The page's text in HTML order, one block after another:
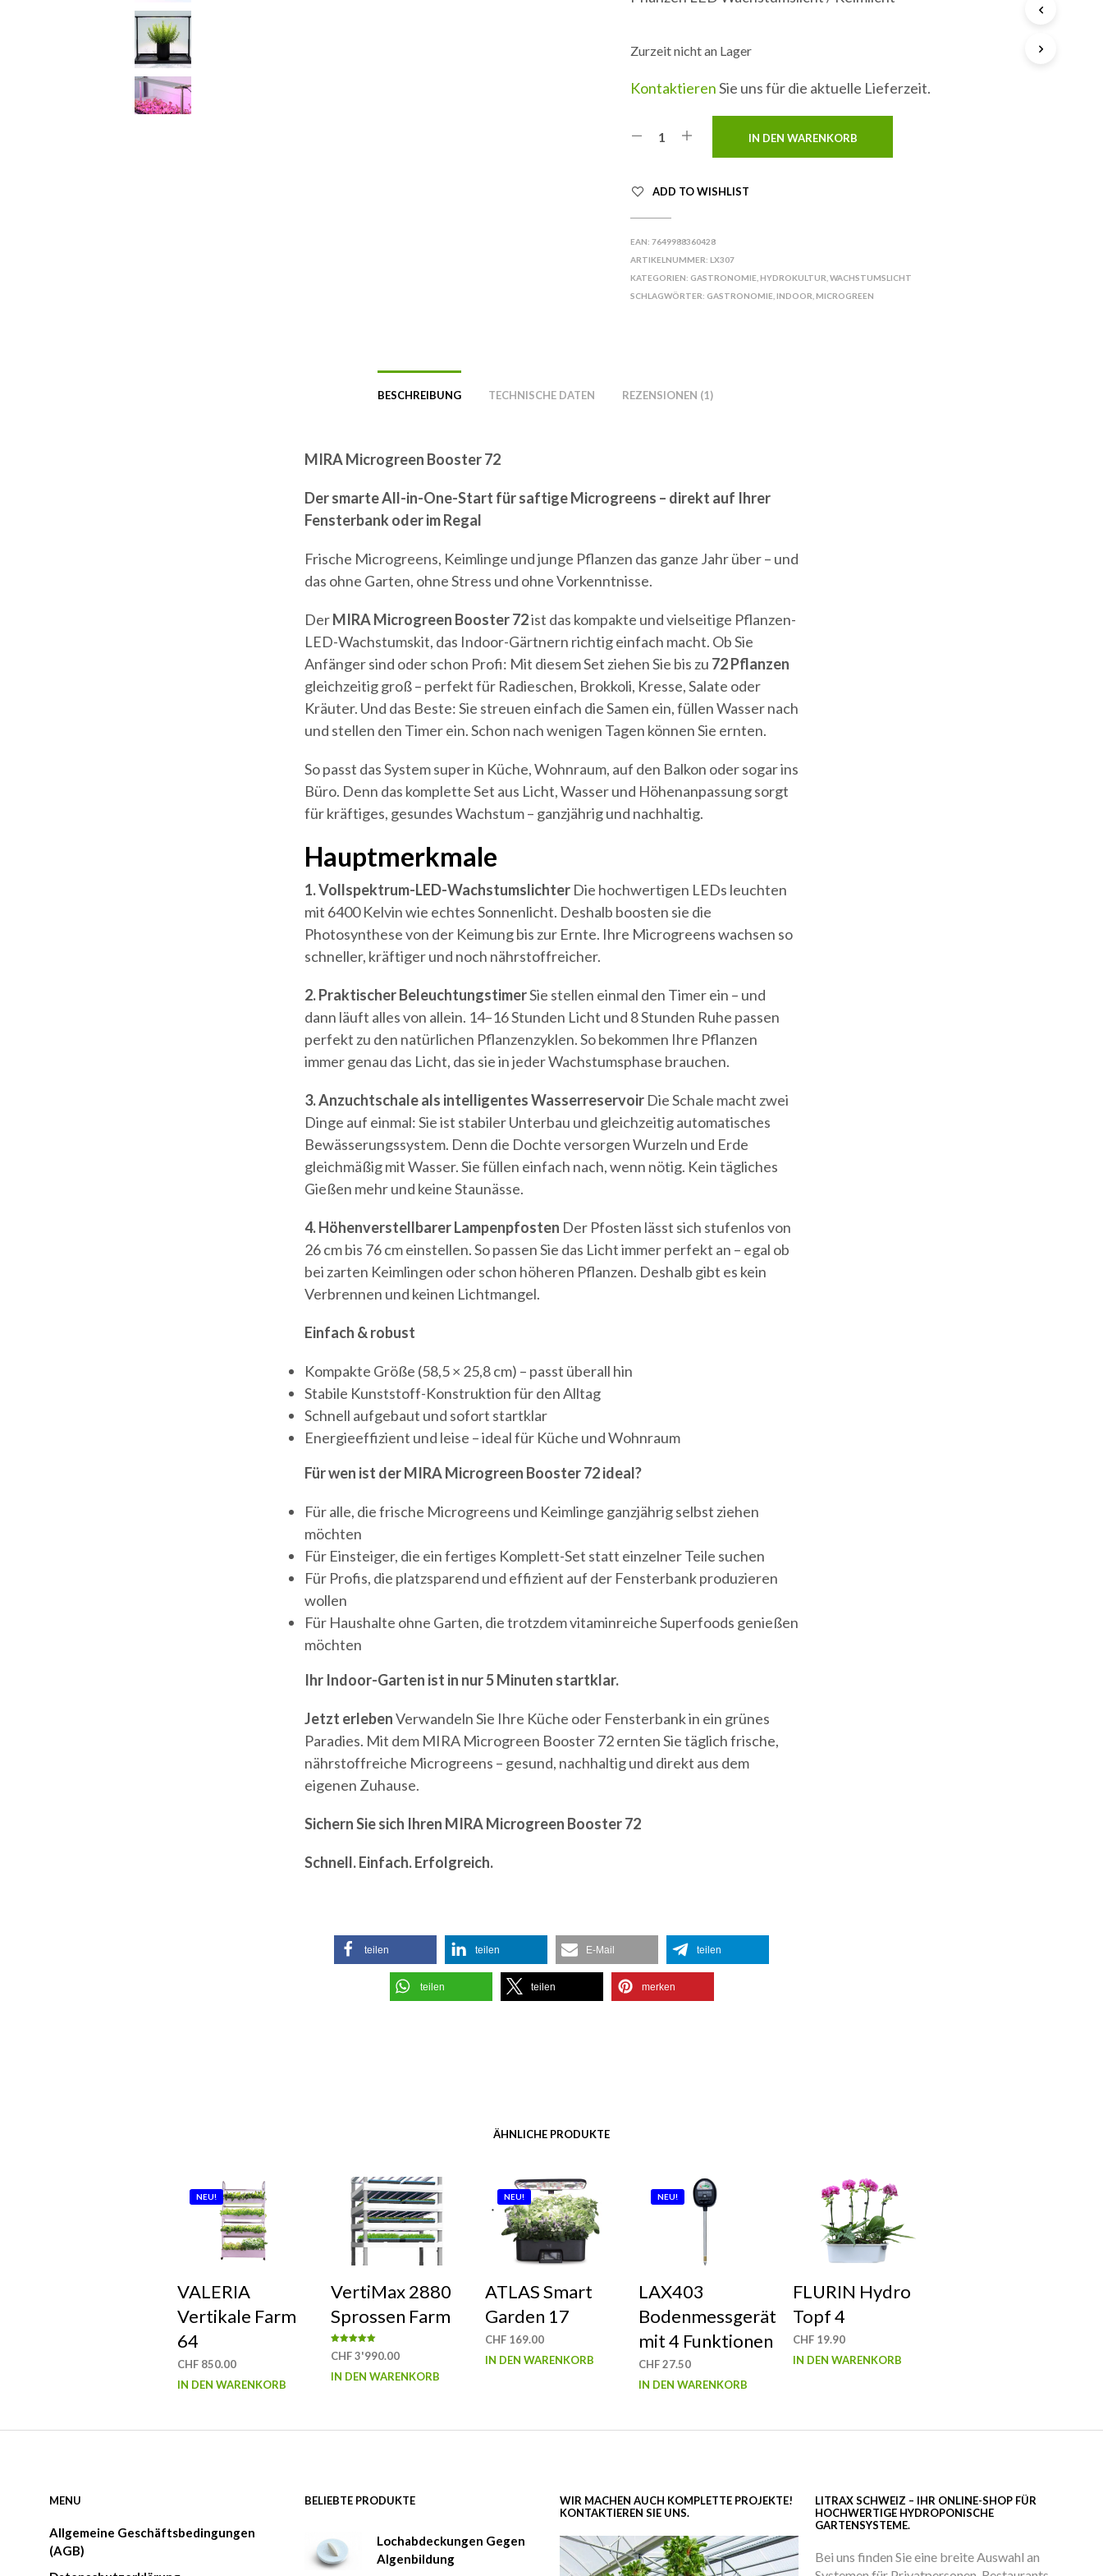
Zurzeit nicht an Lager
KontaktierenSie uns für die aktuelle Lieferzeit.
IN DEN WARENKORB
ADD TO WISHLIST
EAN:7649988360428
ARTIKELNUMMER: LX307
KATEGORIEN: GASTRONOMIE HYDROKULTUR ,WACHSTUMSLICHT
SCHLAGWÖRTER: GASTRONOMIE INDOOR MICROGREEN
BESCHREIBUNG TECHNISCHE DATEN REZENSIONEN (1)
MIRA Microgreen Booster 72
Der smarte All-in-One-Start für saftige Microgreens – direkt auf Ihrer
Fensterbank oder im Regal
Frische Microgreens, Keimlinge und junge Pflanzen das ganze Jahr über – und
das ohne Garten, ohne Stress und ohne Vorkenntnisse.
DerMIRA Microgreen Booster 72ist das kompakte und vielseitige Pflanzen-
LED-Wachstumskit, das Indoor-Gärtnern richtig einfach macht. Ob Sie
Anfänger sind oder schon Profi: Mit diesem Set ziehen Sie bis zu 72 Pflanzen
gleichzeitig groß – perfekt für Radieschen, Brokkoli, Kresse, Salate oder
Kräuter. Und das Beste: Sie streuen einfach die Samen ein, füllen Wasser nach
und stellen den Timer ein. Schon nach wenigen Tagen können Sie ernten.
So passt das System super in Küche, Wohnraum, auf den Balkon oder sogar ins
Büro. Denn das komplette Set aus Licht, Wasser und Höhenanpassung sorgt
für kräftiges, gesundes Wachstum – ganzjährig und nachhaltig.
Hauptmerkmale
1. Vollspektrum-LED-Wachstumslichter Die hochwertigen LEDs leuchten
mit 6400 Kelvin wie echtes Sonnenlicht. Deshalb boosten sie die
Photosynthese von der Keimung bis zur Ernte. Ihre Microgreens wachsen so
schneller, kräftiger und noch nährstoffreicher.
2. Praktischer BeleuchtungstimerSie stellen einmal den Timer ein – und
dann läuft alles von allein. 14–16 Stunden Licht und 8 Stunden Ruhe passen
perfekt zu den natürlichen Pflanzenzyklen. So bekommen Ihre Pflanzen
immer genau das Licht, das sie in jeder Wachstumsphase brauchen.
3. Anzuchtschale als intelligentes Wasserreservoir Die Schale macht zwei
Dinge auf einmal: Sie ist stabiler Unterbau und gleichzeitig automatisches
Bewässerungssystem. Denn die Dochte versorgen Wurzeln und Erde
gleichmäßig mit Wasser. Sie füllen einfach nach, wenn nötig. Kein tägliches
Gießen mehr und keine Staunässe.
4. Höhenverstellbarer Lampenpfosten Der Pfosten lässt sich stufenlos von
26 cm bis 76 cm einstellen. So passen Sie das Licht immer perfekt an – egal ob
bei zarten Keimlingen oder schon höheren Pflanzen. Deshalb gibt es kein
Verbrennen und keinen Lichtmangel.
Einfach & robust
Kompakte Größe (58,5 × 25,8 cm) – passt überall hin
Stabile Kunststoff-Konstruktion für den Alltag
Schnell aufgebaut und sofort startklar
Energieeffizient und leise – ideal für Küche und Wohnraum
Für wen ist der MIRA Microgreen Booster 72 ideal?
Für alle, die frische Microgreens und Keimlinge ganzjährig selbst ziehen
möchten
Für Einsteiger, die ein fertiges Komplett-Set statt einzelner Teile suchen
Für Profis, die platzsparend und effizient auf der Fensterbank produzieren
wollen
Für Haushalte ohne Garten, die trotzdem vitaminreiche Superfoods genießen
möchten
Ihr Indoor-Garten ist in nur 5 Minuten startklar.
Jetzt erlebenVerwandeln Sie Ihre Küche oder Fensterbank in ein grünes
Paradies. Mit dem MIRA Microgreen Booster 72 ernten Sie täglich frische,
nährstoffreiche Microgreens – gesund, nachhaltig und direkt aus dem
eigenen Zuhause.
Sichern Sie sich Ihren MIRA Microgreen Booster 72
Schnell. Einfach. Erfolgreich.
teilen teilen E-Mail teilen
teilen teilen merken
ÄHNLICHE PRODUKTE
NEU!
VALERIA
Vertikale Farm
64
CHF850.00
IN DEN WARENKORB
VertiMax 2880
Sprossen Farm
5.00
CHF3'990.00
IN DEN WARENKORB
NEU!
ATLAS Smart
Garden 17
CHF169.00
IN DEN WARENKORB
NEU!
LAX403
Bodenmessgerät
mit 4 Funktionen
CHF27.50
IN DEN WARENKORB
FLURIN Hydro
Topf 4
CHF19.90
IN DEN WARENKORB
MENU
Allgemeine Geschäftsbedingungen
(AGB)
BELIEBTE PRODUKTE
Lochabdeckungen Gegen
Algenbildung
WIR MACHEN AUCH KOMPLETTE PROJEKTE!
KONTAKTIEREN SIE UNS.
LITRAX SCHWEIZ – IHR ONLINE-SHOP FÜR
HOCHWERTIGE HYDROPONISCHE
GARTENSYSTEME.
Bei uns finden Sie eine breite Auswahl an